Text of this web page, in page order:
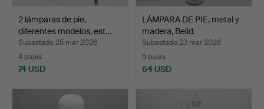
2 lámparas de pie,
diferentes modelos, est…
Subastado 25 mar 2026
4 pujas
74 USD
LÁMPARA DE PIE, metal y
madera, Belid.
Subastado 23 mar 2026
6 pujas
64 USD